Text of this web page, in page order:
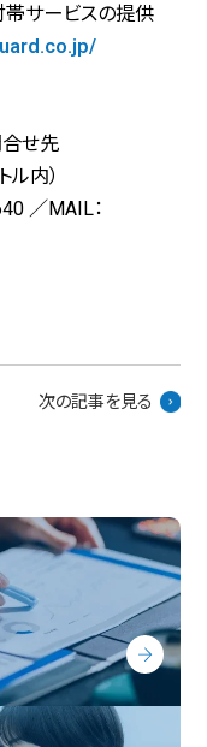
帯サービスの提供
せ先
ル内）
／MAIL：
次の記事を見る